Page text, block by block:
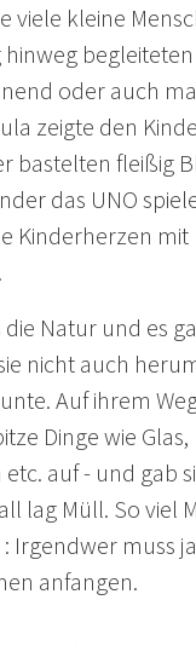
viele kleine
hinweg
oder auch
zeigte den
bastelten fleißig
das UNO
Kinderherzen mit
die Natur und es
nicht auch
Auf ihrem
Dinge wie Glas,
etc. auf - und gab
lag Müll. So viel
Irgendwer muss
anfangen.